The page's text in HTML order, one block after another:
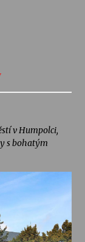
v Humpolci,
s bohatým